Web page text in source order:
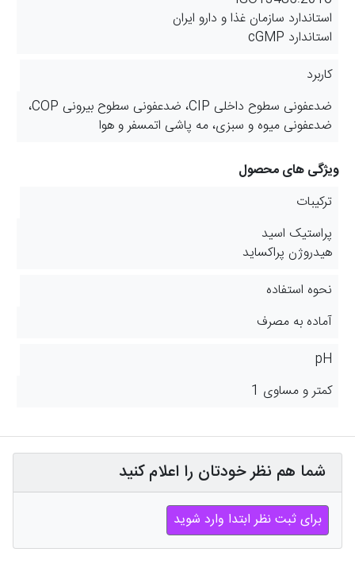
استاندارد سازمان غذا و دارو ایران
استاندارد cGMP
کاربرد
ضدعفونی سطوح داخلی CIP، ضدعفونی سطوح بیرونی COP،
ضدعفونی میوه و سبزی، مه پاشی اتمسفر و هوا
ویژگی های محصول
ترکیبات
پراستیک اسید
هیدروژن پراکساید
نحوه استفاده
آماده به مصرف
pH
کمتر و مساوی 1
شما هم نظر خودتان را اعلام کنید
برای ثبت نظر ابتدا وارد شوید